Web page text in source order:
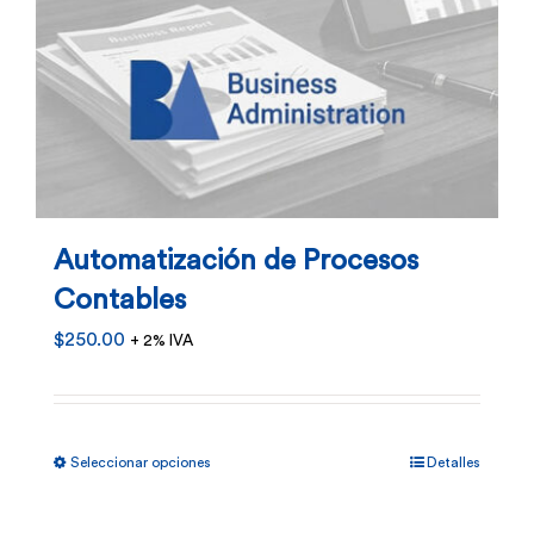
de
producto
Automatización de Procesos
Contables
$250.00 + 2% IVA
Seleccionar opciones Detalles